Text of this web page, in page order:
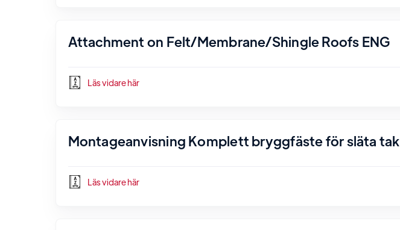
Attachment on Felt/Membrane/Shingle Roofs ENG
Läs vidare här
Montageanvisning Komplett bryggfäste för släta tak
Läs vidare här